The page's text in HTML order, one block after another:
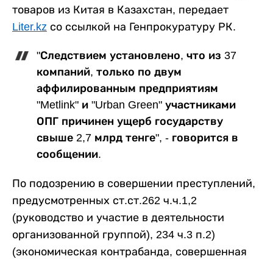
товаров из Китая в Казахстан, передает
Liter.kz со ссылкой на Генпрокуратуру РК.
"Следствием установлено, что из 37
компаний, только по двум
аффилированным предприятиям
"Metlink" и "Urban Green" участниками
ОПГ причинен ущерб государству
свыше 2,7 млрд тенге", - говорится в
сообщении.
По подозрению в совершении преступлений,
предусмотренных ст.ст.262 ч.ч.1,2
(руководство и участие в деятельности
организованной группой), 234 ч.3 п.2)
(экономическая контрабанда, совершенная